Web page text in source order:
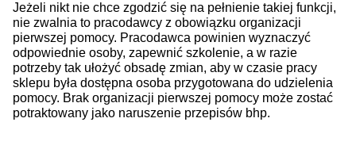
Jeżeli nikt nie chce zgodzić się na pełnienie takiej funkcji,
nie zwalnia to pracodawcy z obowiązku organizacji
pierwszej pomocy. Pracodawca powinien wyznaczyć
odpowiednie osoby, zapewnić szkolenie, a w razie
potrzeby tak ułożyć obsadę zmian, aby w czasie pracy
sklepu była dostępna osoba przygotowana do udzielenia
pomocy. Brak organizacji pierwszej pomocy może zostać
potraktowany jako naruszenie przepisów bhp.